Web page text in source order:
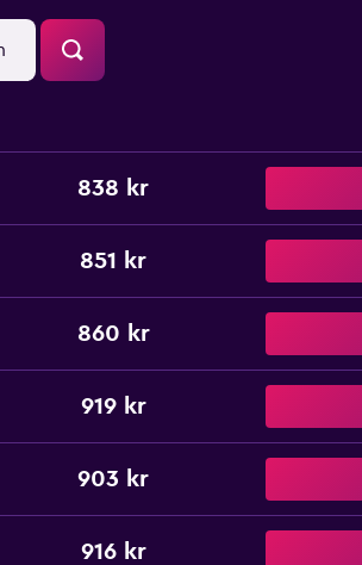
838 kr
851 kr
860 kr
919 kr
903 kr
916 kr